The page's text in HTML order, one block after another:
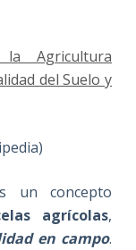
Agricultura
del Suelo y
un concepto
agrícolas,
en campo.